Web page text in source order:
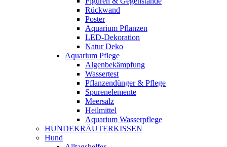
Rückwand
Poster
Aquarium Pflanzen
LED-Dekoration
Natur Deko
Aquarium Pflege
Algenbekämpfung
Wassertest
Pflanzendünger & Pflege
Spurenelemente
Meersalz
Heilmittel
Aquarium Wasserpflege
HUNDEKRÄUTERKISSEN
Hund